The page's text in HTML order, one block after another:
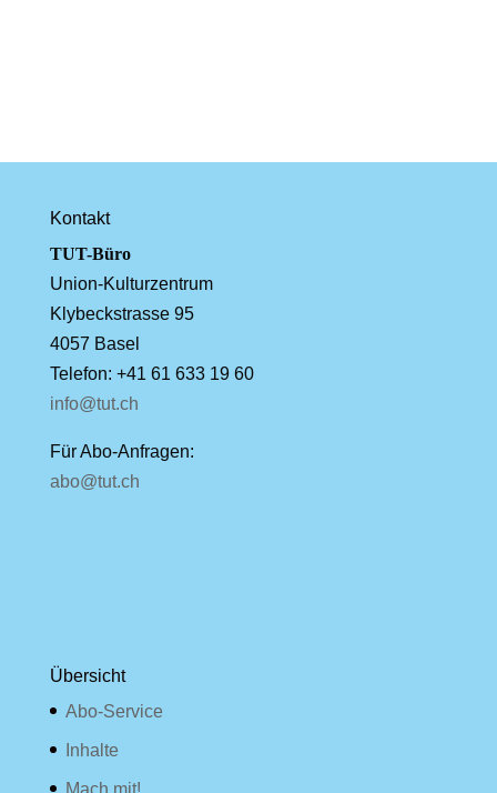
Kontakt
TUT-Büro
Union-Kulturzentrum
Klybeckstrasse 95
4057 Basel
Telefon: +41 61 633 19 60
info@tut.ch
Für Abo-Anfragen:
abo@tut.ch
Übersicht
Abo-Service
Inhalte
Mach mit!